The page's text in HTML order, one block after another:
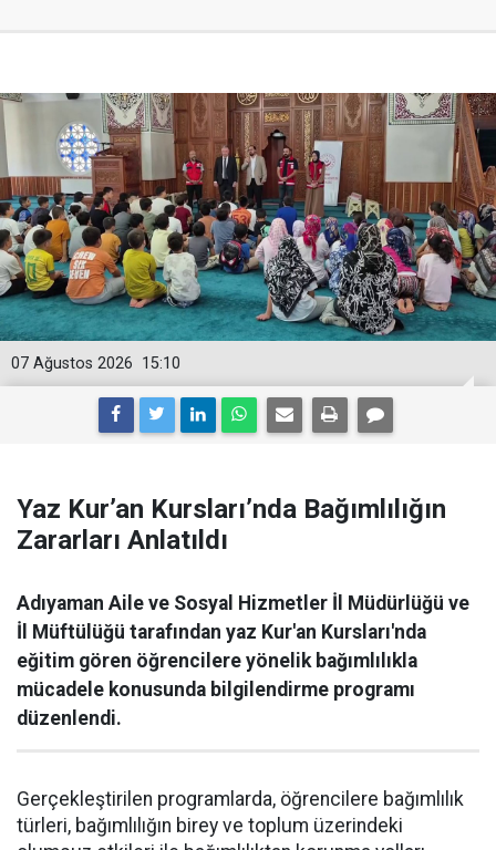
15:10
07 Ağustos 2026
Yaz Kur’an Kursları’nda Bağımlılığın
Zararları Anlatıldı
Adıyaman Aile ve Sosyal Hizmetler İl Müdürlüğü ve
İl Müftülüğü tarafından yaz Kur'an Kursları'nda
eğitim gören öğrencilere yönelik bağımlılıkla
mücadele konusunda bilgilendirme programı
düzenlendi.
Gerçekleştirilen programlarda, öğrencilere bağımlılık
türleri, bağımlılığın birey ve toplum üzerindeki